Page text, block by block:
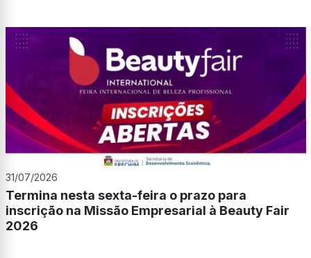
31/07/2026
Termina nesta sexta-feira o prazo para
inscrição na Missão Empresarial à Beauty Fair
2026